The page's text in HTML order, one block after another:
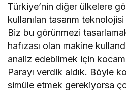
Türkiye’nin diğer ülkelere
kullanılan tasarım
Biz bu görünmezi
hafızası olan makine
analiz edebilmek için
Parayı verdik aldık. Böyle
simüle etmek gerekiyorsa